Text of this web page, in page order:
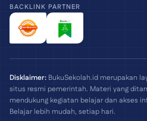
BACKLINK PARTNER
Disklaimer: BukuSekolah.id merupakan
situs resmi pemerintah. Materi yang
mendukung kegiatan belajar dan akses
Belajar lebih mudah, setiap hari.